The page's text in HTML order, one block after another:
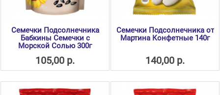
Семечки Подсолнечника
Бабкины Семечки с
Морской Солью 300г
105,00 р.
Семечки Подсолнечника от
Мартина Конфетные 140г
140,00 р.